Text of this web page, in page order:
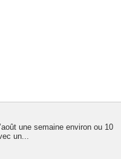
une semaine environ ou 10
un...